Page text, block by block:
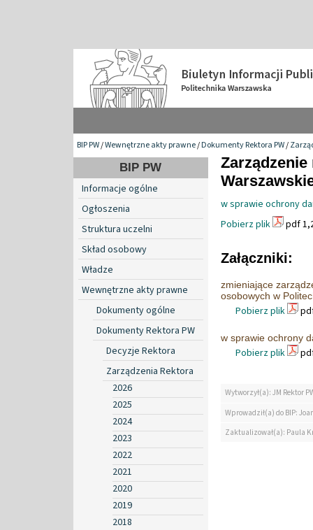
BIP PW/Wewnętrzne akty prawne/Dokumenty Rektora PW/
BIP PW
Informacje ogólne
Ogłoszenia
Struktura uczelni
Skład osobowy
Władze
Wewnętrzne akty prawne
Dokumenty ogólne
Dokumenty Rektora PW
Decyzje Rektora
Zarządzenia Rektora
2026
2025
2024
2023
2022
2021
2020
2019
2018
w sprawie ochrony
Pobierz plik
pdf
Załączniki:
zmieniające
osobowych w
Pobierz plik
w sprawie ochrony
Pobierz plik
Wytworzył(a): JM Rektor
Wprowadził(a) do BIP:
Zaktualizował(a): Paula